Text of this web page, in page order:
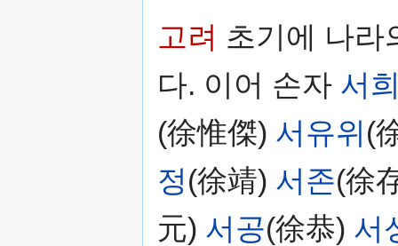
고려 초기에 나
다. 이어 손자 서
(徐惟傑) 서유위(
정(徐靖) 서존(徐
元) 서공(徐恭) 서